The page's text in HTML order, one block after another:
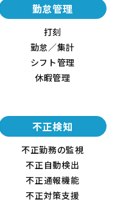
勤怠管理
打刻
勤怠／集計
シフト管理
休暇管理
不正検知
不正勤務の監視
不正自動検出
不正通報機能
不正対策支援